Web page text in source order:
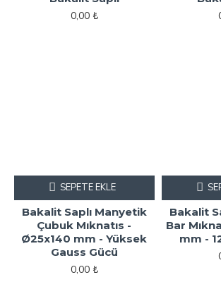
0,00 ₺
Bakalit Saplı Manyetik
Çubuk Mıknatıs -
Ø25x140 mm - Yüksek
Gauss Gücü
0,00 ₺
SEPETE EKLE
Bakalit
Bar
mm -